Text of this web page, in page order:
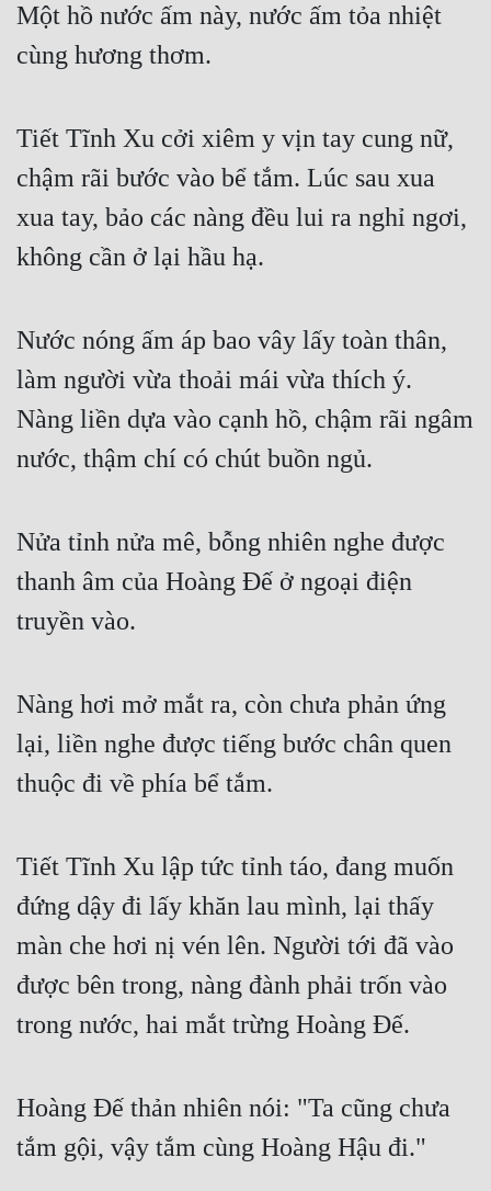
Một hồ nước ấm này, nước ấm tỏa nhiệt
cùng hương thơm.
Tiết Tĩnh Xu cởi xiêm y vịn tay cung nữ,
chậm rãi bước vào bể tắm. Lúc sau xua
xua tay, bảo các nàng đều lui ra nghỉ ngơi,
không cần ở lại hầu hạ.
Nước nóng ấm áp bao vây lấy toàn thân,
làm người vừa thoải mái vừa thích ý.
Nàng liền dựa vào cạnh hồ, chậm rãi ngâm
nước, thậm chí có chút buồn ngủ.
Nửa tỉnh nửa mê, bỗng nhiên nghe được
thanh âm của Hoàng Đế ở ngoại điện
truyền vào.
Nàng hơi mở mắt ra, còn chưa phản ứng
lại, liền nghe được tiếng bước chân quen
thuộc đi về phía bể tắm.
Tiết Tĩnh Xu lập tức tỉnh táo, đang muốn
đứng dậy đi lấy khăn lau mình, lại thấy
màn che hơi nị vén lên. Người tới đã vào
được bên trong, nàng đành phải trốn vào
trong nước, hai mắt trừng Hoàng Đế.
Hoàng Đế thản nhiên nói: "Ta cũng chưa
tắm gội, vậy tắm cùng Hoàng Hậu đi."